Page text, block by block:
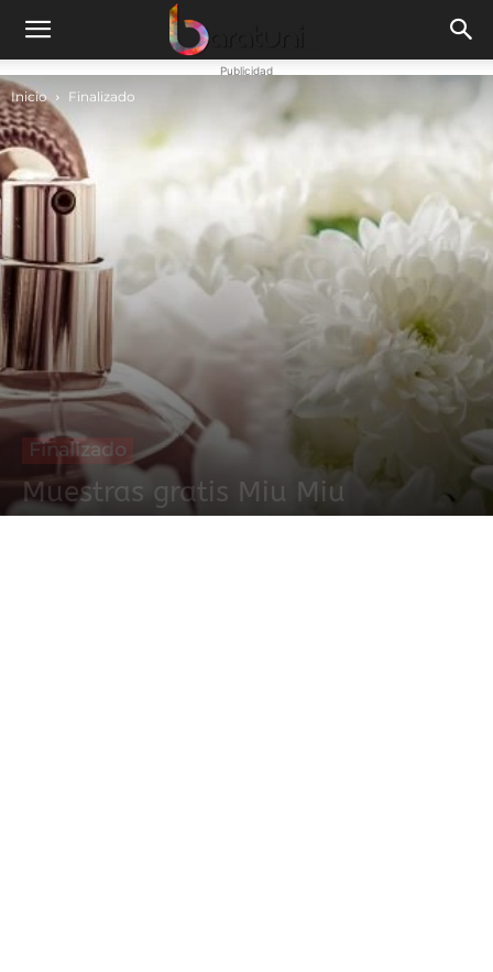
Publicidad
Inicio Finalizado
Finalizado
Muestras gratis Miu Miu